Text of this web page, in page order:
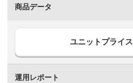
商品データ
ユニットプライス
運用レポート